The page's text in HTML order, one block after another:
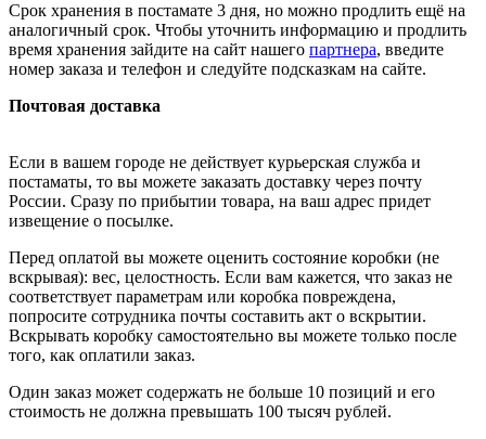
Срок хранения в постамате 3 дня, но можно продлить ещё на
аналогичный срок. Чтобы уточнить информацию и продлить
время хранения зайдите на сайт нашего партнера, введите
номер заказа и телефон и следуйте подсказкам на сайте.
Почтовая доставка
Если в вашем городе не действует курьерская служба и
постаматы, то вы можете заказать доставку через почту
России. Сразу по прибытии товара, на ваш адрес придет
извещение о посылке.
Перед оплатой вы можете оценить состояние коробки (не
вскрывая): вес, целостность. Если вам кажется, что заказ не
соответствует параметрам или коробка повреждена,
попросите сотрудника почты составить акт о вскрытии.
Вскрывать коробку самостоятельно вы можете только после
того, как оплатили заказ.
Один заказ может содержать не больше 10 позиций и его
стоимость не должна превышать 100 тысяч рублей.